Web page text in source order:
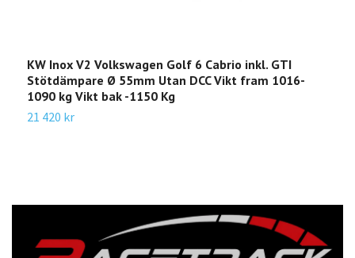
KW Inox V2 Volkswagen Golf 6 Cabrio inkl. GTI
Stötdämpare Ø 55mm Utan DCC Vikt fram 1016-
1090 kg Vikt bak -1150 Kg
21 420 kr